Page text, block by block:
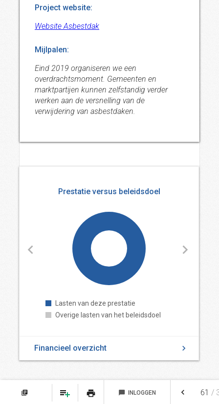
Project website:
Website Asbestdak
Mijlpalen:
Eind 2019 organiseren we een
overdrachtsmoment. Gemeenten en
marktpartijen kunnen zelfstandig verder
werken aan de versnelling van de
verwijdering van asbestdaken.
Prestatie versus beleidsdoel
Lasten van deze prestatie
Overige lasten van het beleidsdoel
Financieel overzicht
NOTITIES FAVORIETEN
library_books print chat_bubble INLOGGEN keyboard_arrow_left 61 /